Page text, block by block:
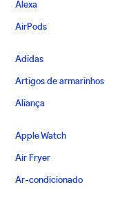
Alexa
AirPods
Adidas
Artigos de armarinhos
Aliança
Apple Watch
Air Fryer
Ar-condicionado